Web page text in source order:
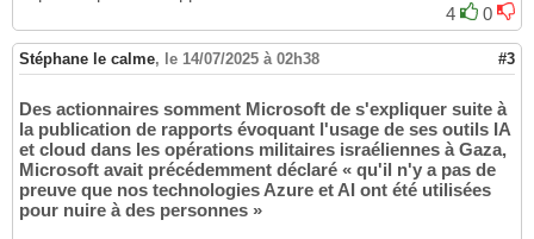
4
0
Stéphane le calme, le 14/07/2025 à 02h38 #3
Des actionnaires somment Microsoft de s'expliquer suite à
la publication de rapports évoquant l'usage de ses outils IA
et cloud dans les opérations militaires israéliennes à Gaza,
Microsoft avait précédemment déclaré « qu'il n'y a pas de
preuve que nos technologies Azure et AI ont été utilisées
pour nuire à des personnes »